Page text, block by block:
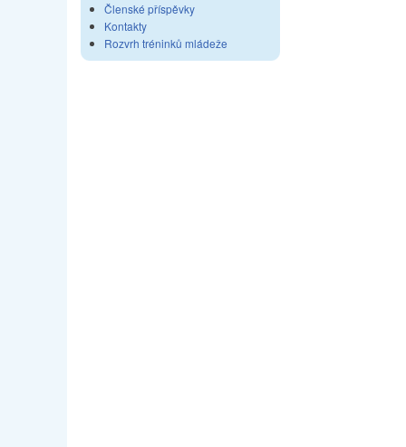
Členské příspěvky
Kontakty
Rozvrh tréninků mládeže